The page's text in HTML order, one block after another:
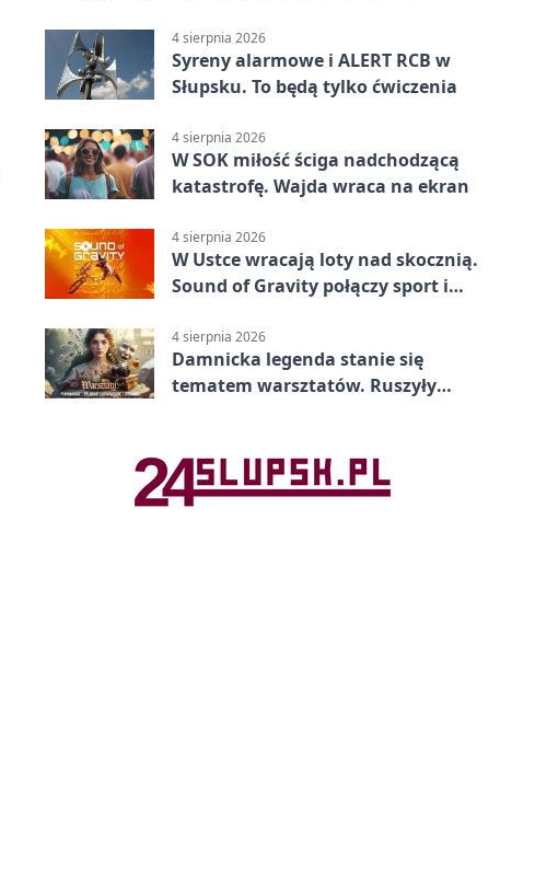
4 sierpnia 2026
Syreny alarmowe i ALERT RCB w
Słupsku. To będą tylko ćwiczenia
4 sierpnia 2026
W SOK miłość ściga nadchodzącą
katastrofę. Wajda wraca na ekran
4 sierpnia 2026
W Ustce wracają loty nad skocznią.
Sound of Gravity połączy sport i
4 sierpnia 2026
Damnicka legenda stanie się
tematem warsztatów. Ruszyły